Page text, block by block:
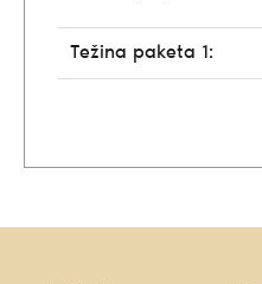
Težina paketa 1: